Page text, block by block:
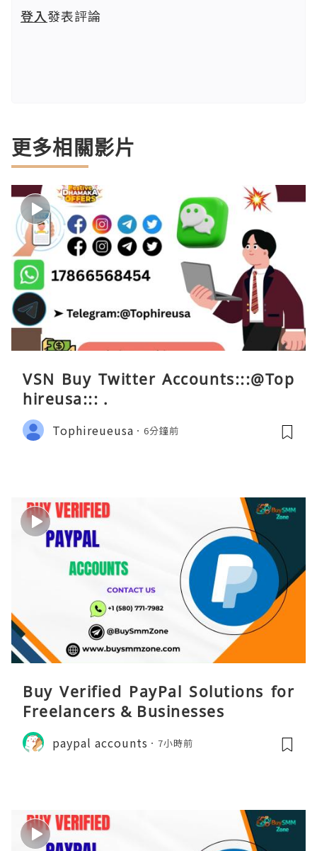
登入發表評論
更多相關影片
VSN Buy Twitter Accounts:::@Top
hireusa::: .
Tophireueusa 6分鐘前
Buy Verified PayPal Solutions for
Freelancers & Businesses
paypal accounts 7小時前